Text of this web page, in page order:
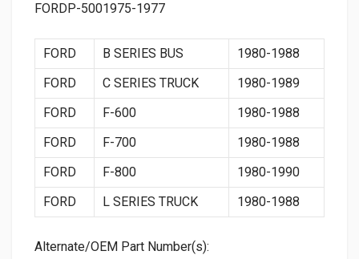
FORDP-5001975-1977
FORD B SERIES BUS
1980-1988
FORD
C SERIES TRUCK
1980-1989
FORD
F-600
1980-1988
FORD
F-700
1980-1988
FORD
F-800
1980-1990
FORD
L SERIES TRUCK 1980-1988
Alternate/OEM Part Number(s):